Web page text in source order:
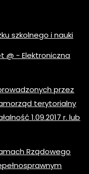
szkolnego i nauki
@ - Elektroniczna
przez
terytorialny
1.09.2017 r. lub
Rządowego